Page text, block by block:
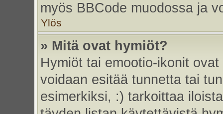
myös BBCode muodossa ja
Ylös
» Mitä ovat hymiöt?
Hymiöt tai emootio-ikonit
voidaan esitää tunnetta tai
esimerkiksi, :) tarkoittaa